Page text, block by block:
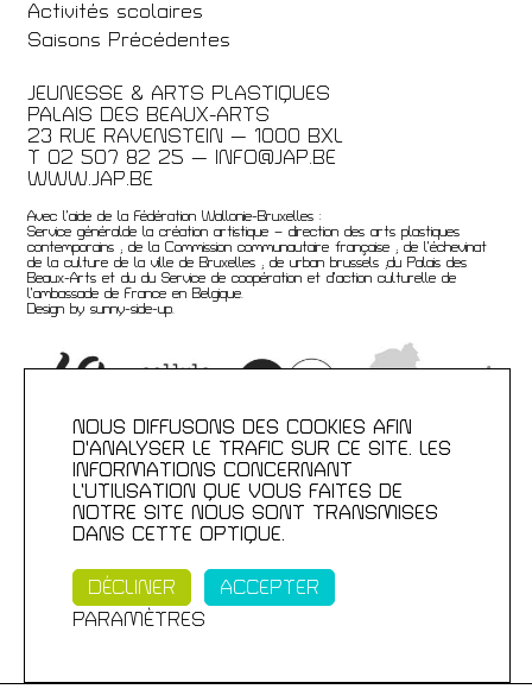
Activités scolaires
Saisons Précédentes
JEUNESSE & ARTS PLASTIQUES
PALAIS DES BEAUX-ARTS
23 RUE RAVENSTEIN — 1000 BXL
T 02 507 82 25 —
INFO@JAP.BE
WWW.JAP.BE
Avec l’aide de la Fédération Wallonie-Bruxelles :
Service généralde la création artistique – direction des arts plastiques
contemporains ; de la Commission communautaire française ; de l’échevinat
de la culture de la ville de Bruxelles ; de urban brussels ;du Palais des
Beaux-Arts et du du Service de coopération et d’action culturelle de
l’ambassade de France en Belgique.
Design by sunny-side-up.
NOUS DIFFUSONS DES COOKIES AFIN
D'ANALYSER LE TRAFIC SUR CE SITE. LES
INFORMATIONS CONCERNANT
L’UTILISATION QUE VOUS FAITES DE
NOTRE SITE NOUS SONT TRANSMISES
DANS CETTE OPTIQUE.
DÉCLINER
ACCEPTER
PARAMÈTRES